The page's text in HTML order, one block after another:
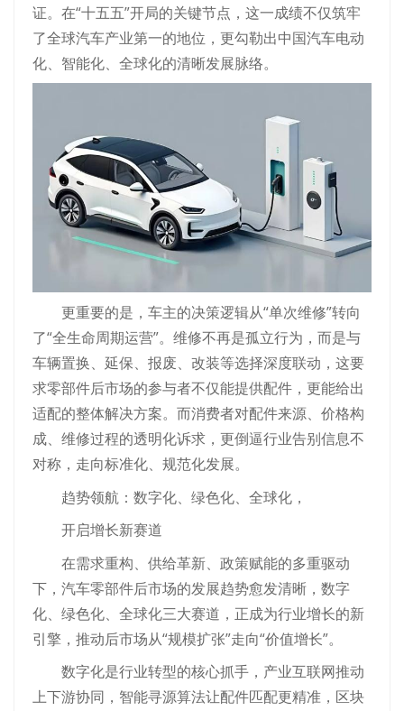
证。在“十五五”开局的关键节点，这一成绩不仅筑牢
了全球汽车产业第一的地位，更勾勒出中国汽车电动
化、智能化、全球化的清晰发展脉络。
更重要的是，车主的决策逻辑从“单次维修”转向
了“全生命周期运营”。维修不再是孤立行为，而是与
车辆置换、延保、报废、改装等选择深度联动，这要
求零部件后市场的参与者不仅能提供配件，更能给出
适配的整体解决方案。而消费者对配件来源、价格构
成、维修过程的透明化诉求，更倒逼行业告别信息不
对称，走向标准化、规范化发展。
趋势领航：数字化、绿色化、全球化，
开启增长新赛道
在需求重构、供给革新、政策赋能的多重驱动
下，汽车零部件后市场的发展趋势愈发清晰，数字
化、绿色化、全球化三大赛道，正成为行业增长的新
引擎，推动后市场从“规模扩张”走向“价值增长”。
数字化是行业转型的核心抓手，产业互联网推动
上下游协同，智能寻源算法让配件匹配更精准，区块